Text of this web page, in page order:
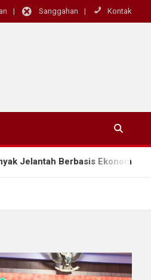
Sanggahan Kontak
Ekonomi Sirkular